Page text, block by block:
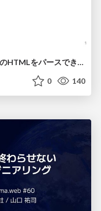
<title><a id="</title>君はこのHTMLをパースできるか"></a></title> #雑LT_study
0 140